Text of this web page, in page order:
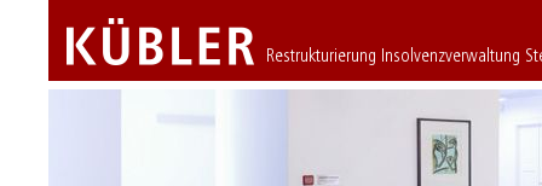
Restrukturierung Insolvenzverwaltung